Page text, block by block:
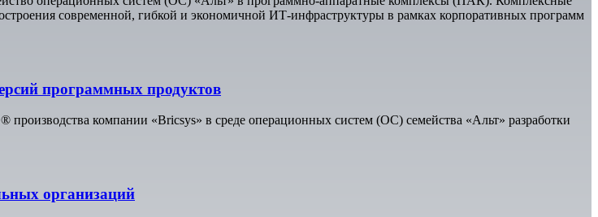
современной, гибкой и экономичной ИТ-инфраструктуры в рамках корпоративных программ
программных продуктов
компании «Bricsys» в среде операционных систем (ОС) семейства «Альт» разработки
организаций